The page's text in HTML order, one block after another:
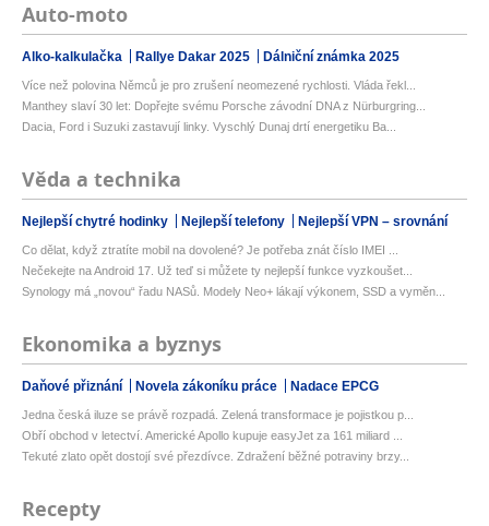
Auto-moto
Alko-kalkulačka Rallye Dakar 2025 Dálniční známka 2025
Více než polovina Němců je pro zrušení neomezené rychlosti. Vláda řekl...
Manthey slaví 30 let: Dopřejte svému Porsche závodní DNA z Nürburgring...
Dacia, Ford i Suzuki zastavují linky. Vyschlý Dunaj drtí energetiku Ba...
Věda a technika
Nejlepší chytré hodinky Nejlepší telefony Nejlepší VPN – srovnání
Co dělat, když ztratíte mobil na dovolené? Je potřeba znát číslo IMEI ...
Nečekejte na Android 17. Už teď si můžete ty nejlepší funkce vyzkoušet...
Synology má „novou“ řadu NASů. Modely Neo+ lákají výkonem, SSD a vyměn...
Ekonomika a byznys
Daňové přiznání Novela zákoníku práce Nadace EPCG
Jedna česká iluze se právě rozpadá. Zelená transformace je pojistkou p...
Obří obchod v letectví. Americké Apollo kupuje easyJet za 161 miliard ...
Tekuté zlato opět dostojí své přezdívce. Zdražení běžné potraviny brzy...
Recepty